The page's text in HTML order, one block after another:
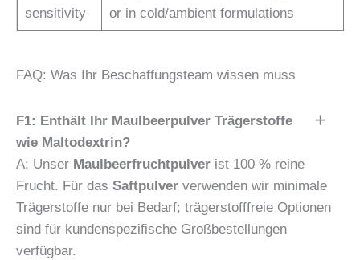
sensitivity
or in cold/ambient formulations
FAQ: Was Ihr Beschaffungsteam wissen muss
F1: Enthält Ihr Maulbeerpulver Trägerstoffe
wie Maltodextrin?
A: Unser Maulbeerfruchtpulver ist 100 % reine
Frucht. Für das Saftpulver verwenden wir minimale
Trägerstoffe nur bei Bedarf; trägerstofffreie Optionen
sind für kundenspezifische Großbestellungen
verfügbar.